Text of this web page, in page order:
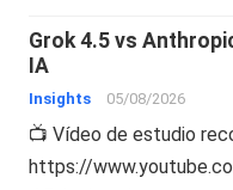
Grok 4.5 vs
IA
Insights 05/08/2026
📺 Vídeo de estudio
https://